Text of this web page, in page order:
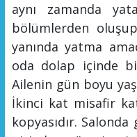
aynı zamanda
bölümlerden
yanında yatma
oda dolap içinde
Ailenin gün boyu
İkinci kat misafir
kopyasıdır.